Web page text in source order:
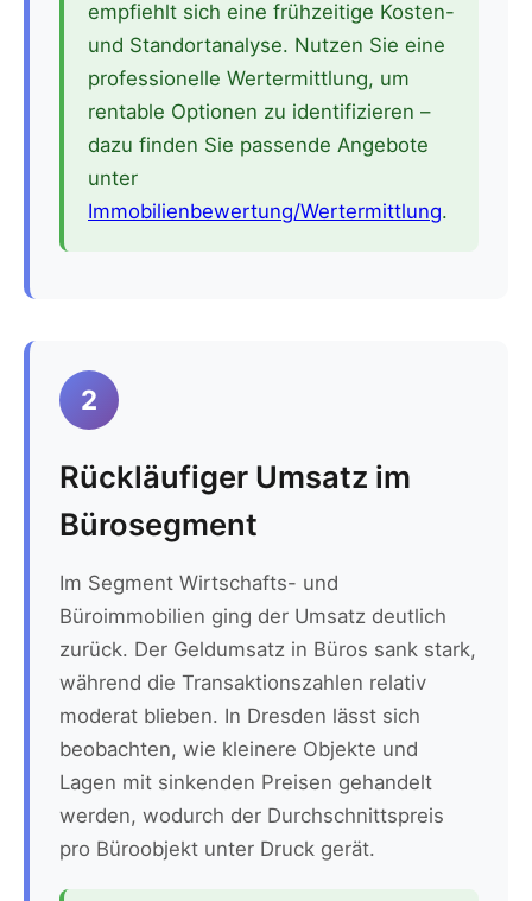
empfiehlt sich eine frühzeitige Kosten-
und Standortanalyse. Nutzen Sie eine
professionelle Wertermittlung, um
rentable Optionen zu identifizieren –
dazu finden Sie passende Angebote
unter
Immobilienbewertung/Wertermittlung.
2
Rückläufiger Umsatz im
Bürosegment
Im Segment Wirtschafts- und
Büroimmobilien ging der Umsatz deutlich
zurück. Der Geldumsatz in Büros sank stark,
während die Transaktionszahlen relativ
moderat blieben. In Dresden lässt sich
beobachten, wie kleinere Objekte und
Lagen mit sinkenden Preisen gehandelt
werden, wodurch der Durchschnittspreis
pro Büroobjekt unter Druck gerät.